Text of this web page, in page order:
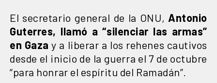
El secretario general de la ONU, Antonio
Guterres, llamó a “silenciar las armas”
en Gaza y a liberar a los rehenes cautivos
desde el inicio de la guerra el 7 de octubre
“para honrar el espíritu del Ramadán”.